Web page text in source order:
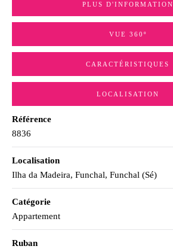
PLUS D'INFORMATION
VUE 360º
CARACTÉRISTIQUES
LOCALISATION
Référence
8836
Localisation
Ilha da Madeira, Funchal, Funchal (Sé)
Catégorie
Appartement
Ruban